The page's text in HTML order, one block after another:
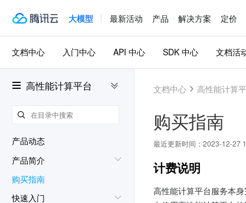
大模型 最新活动 产品 解决方案 定价
高性能计算平台
产品动态
产品简介
购买指南
快速入门
文档中心 入门中心 API 中心 SDK 中心 文档活
文档中心 高性能计算
购买指南
最近更新时间： 2023-12-27
计费说明
高性能计算平台服务本